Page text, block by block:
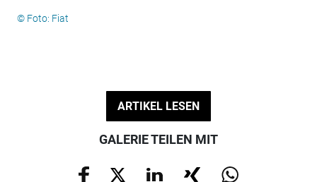
© Foto: Fiat
ARTIKEL LESEN
GALERIE TEILEN MIT